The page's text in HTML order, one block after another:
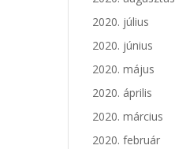
2020. július
2020. június
2020. május
2020. április
2020. március
2020. február